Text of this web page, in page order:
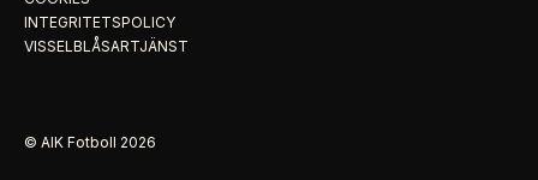
INTEGRITETSPOLICY
VISSELBLÅSARTJÄNST
© AIK Fotboll 2026